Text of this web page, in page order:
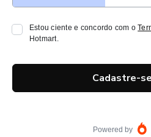
Estou ciente e concordo com o
Hotmart.
Cadastre-
Powered by